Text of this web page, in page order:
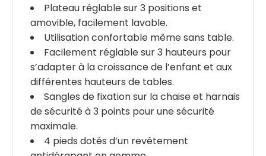
Plateau réglable sur 3 positions et
amovible, facilement lavable.
Utilisation confortable même sans table.
Facilement réglable sur 3 hauteurs pour
s’adapter à la croissance de l’enfant et aux
différentes hauteurs de tables.
Sangles de fixation sur la chaise et harnais
de sécurité à 3 points pour une sécurité
maximale.
4 pieds dotés d’un revêtement